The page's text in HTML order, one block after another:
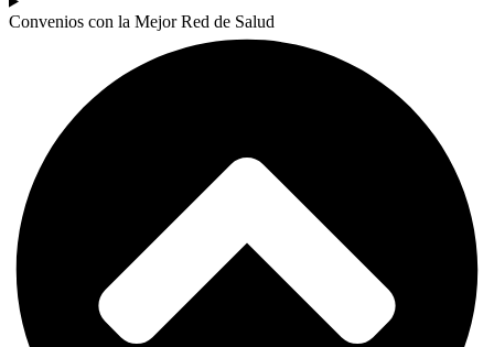
Convenios con la Mejor Red de Salud